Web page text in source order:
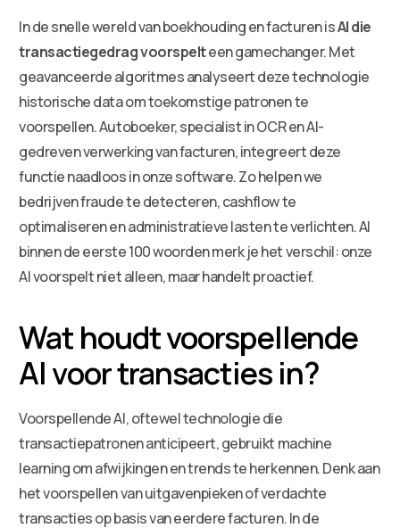
In de snelle wereld van boekhouding en facturen isAI die
transactiegedrag voorspelteen gamechanger. Met
geavanceerde algoritmes analyseert deze technologie
historische data om toekomstige patronen te
voorspellen. Autoboeker, specialist in OCR en AI-
gedreven verwerking van facturen, integreert deze
functie naadloos in onze software. Zo helpen we
bedrijven fraude te detecteren, cashflow te
optimaliseren en administratieve lasten te verlichten. Al
binnen de eerste 100 woorden merk je het verschil: onze
AI voorspelt niet alleen, maar handelt proactief.
Wat houdt voorspellende
AI voor transacties in?
Voorspellende AI, oftewel technologie die
transactiepatronen anticipeert, gebruikt machine
learning om afwijkingen en trends te herkennen. Denk aan
het voorspellen van uitgavenpieken of verdachte
transacties op basis van eerdere facturen. In de